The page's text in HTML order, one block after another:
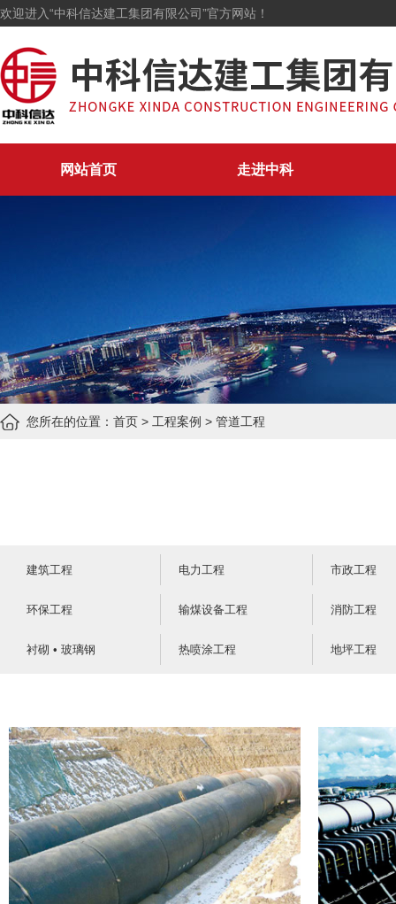
欢迎进入“中科信达建工集团有限公司”官方网站！
网站首页 走进中科
您所在的位置： 首页 > 工程案例 > 管道工程
建筑工程 电力工程 市政工程
环保工程 输煤设备工程 消防工程
衬砌 • 玻璃钢 热喷涂工程 地坪工程